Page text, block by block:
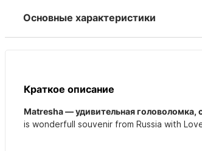
Основные характеристики
Краткое описание
Matresha — удивительная головоломка,
is wonderfull souvenir from Russia with